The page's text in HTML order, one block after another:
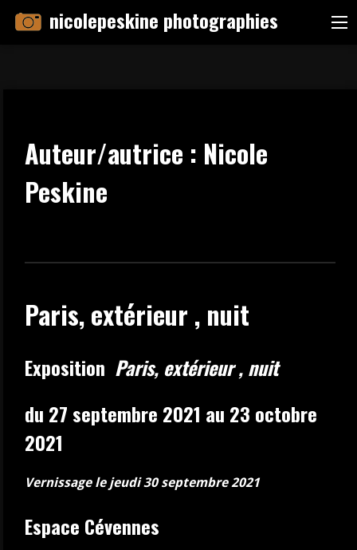
nicolepeskine photographies
Auteur/autrice : Nicole
Peskine
Paris, extérieur , nuit
Exposition Paris, extérieur , nuit
du 27 septembre 2021 au 23 octobre
2021
Vernissage le jeudi 30 septembre 2021
Espace Cévennes